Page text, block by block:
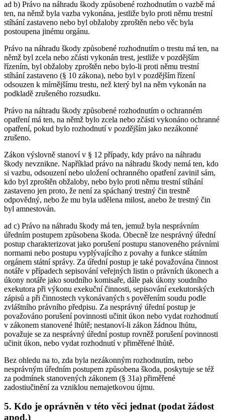
ad b) Právo na náhradu škody způsobené rozhodnutím o vazbě má
ten, na němž byla vazba vykonána, jestliže bylo proti němu trestní
stíhání zastaveno nebo byl obžaloby zproštěn nebo věc byla
postoupena jinému orgánu.
Právo na náhradu škody způsobené rozhodnutím o trestu má ten, na
němž byl zcela nebo zčásti vykonán trest, jestliže v pozdějším
řízením, byl obžaloby zproštěn nebo bylo-li proti němu trestní
stíhání zastaveno (§ 10 zákona), nebo byl v pozdějším řízení
odsouzen k mírnějšímu trestu, než který byl na něm vykonán na
podkladě zrušeného rozsudku.
Právo na náhradu škody způsobené rozhodnutím o ochranném
opatření má ten, na němž bylo zcela nebo zčásti vykonáno ochranné
opatření, pokud bylo rozhodnutí v pozdějším jako nezákonné
zrušeno.
Zákon výslovně stanoví v § 12 případy, kdy právo na náhradu
škody nevznikne. Například právo na náhradu škody nemá ten, kdo
si vazbu, odsouzení nebo uložení ochranného opatření zavinil sám,
kdo byl zproštěn obžaloby, nebo bylo proti němu trestní stíhání
zastaveno jen proto, že není za spáchaný trestný čin trestně
odpovědný, nebo že mu byla udělena milost, anebo že trestný čin
byl amnestován.
ad c) Právo na náhradu škody má ten, jemuž byla nesprávním
úředním postupem způsobena škoda. Obecně lze nesprávný úřední
postup charakterizovat jako porušení postupu stanoveného právními
normami nebo postupu vyplývajícího z povahy a funkce státním
orgánem státní správy. Za úřední postup je také považována činnost
notáře v případech sepisování veřejných listin o právních úkonech a
úkony notáře jako soudního komisaře, dále pak úkony soudního
exekutora při výkonu exekuční činnosti, sepisování exekutorských
zápisů a při činnostech vykonávaných s pověřením soudu podle
zvláštního právního předpisu. Za nesprávný úřední postup je
považováno porušení povinnosti učinit úkon nebo vydat rozhodnutí
v zákonem stanovené lhůtě; nestanoví-li zákon žádnou lhůtu,
považuje se za nesprávný úřední postup rovněž porušení povinnosti
učinit úkon, nebo vydat rozhodnutí v přiměřené lhůtě.
Bez ohledu na to, zda byla nezákonným rozhodnutím, nebo
nesprávným úředním postupem způsobena škoda, poskytuje se též
za podmínek stanovených zákonem (§ 31a) přiměřené
zadostiučinění za vzniklou nemajetkovou újmu.
5. Kdo je oprávněn v této věci jednat (podat žádost
apod.)